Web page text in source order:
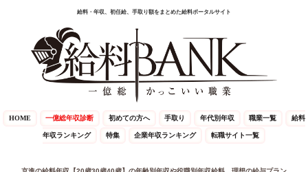
給料・年収、初任給、手取り額をまとめた給料ポータルサイト
HOME 一億総年収診断 初めての方へ 手取り 年代別年収 職業一覧 給料
年収ランキング 特集 企業年収ランキング 転職サイト一覧